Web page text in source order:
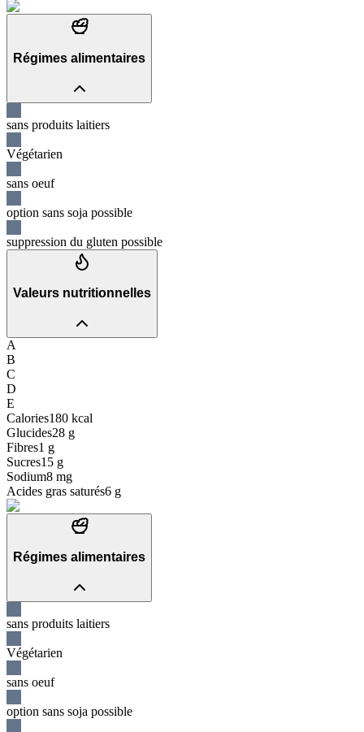
Régimes alimentaires
sans produits laitiers
Végétarien
sans oeuf
option sans soja possible
suppression du gluten possible
Valeurs nutritionnelles
A
B
C
D
E
Calories180 kcal
Glucides28 g
Fibres1 g
Sucres15 g
Sodium8 mg
Acides gras saturés6 g
Régimes alimentaires
sans produits laitiers
Végétarien
sans oeuf
option sans soja possible